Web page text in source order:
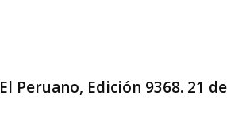
Peruano, Edición 9368. 21 de